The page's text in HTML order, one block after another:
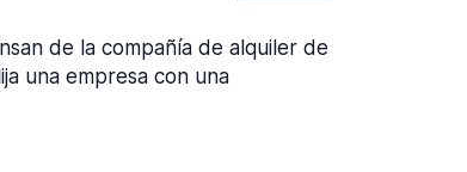
de la compañía de alquiler de
una empresa con una